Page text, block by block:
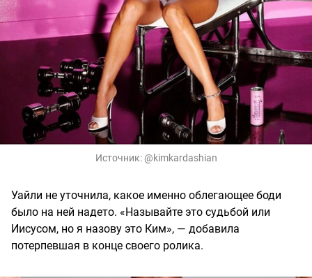
Источник: @kimkardashian
Уайли не уточнила, какое именно облегающее боди
было на ней надето. «Называйте это судьбой или
Иисусом, но я назову это Ким», — добавила
потерпевшая в конце своего ролика.